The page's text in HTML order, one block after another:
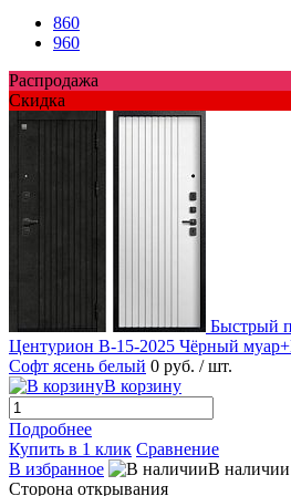
860
960
Распродажа
Скидка
Быстрый
Центурион В-15-2025 Чёрный
Софт ясень белый 0 руб. / шт.
В корзину
Подробнее
Купить в 1 клик Сравнение
В избранное
В наличии
Сторона открывания